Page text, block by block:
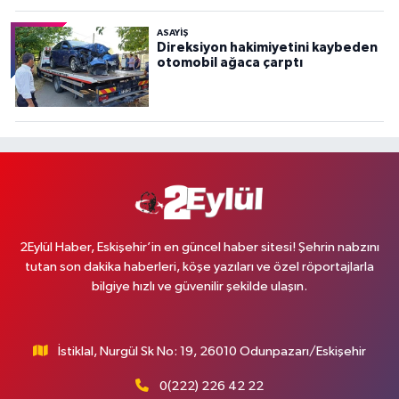
ASAYİŞ
Direksiyon hakimiyetini kaybeden
otomobil ağaca çarptı
2Eylül Haber, Eskişehir’in en güncel haber sitesi! Şehrin nabzını
tutan son dakika haberleri, köşe yazıları ve özel röportajlarla
bilgiye hızlı ve güvenilir şekilde ulaşın.
İstiklal, Nurgül Sk No: 19, 26010 Odunpazarı/Eskişehir
0(222) 226 42 22